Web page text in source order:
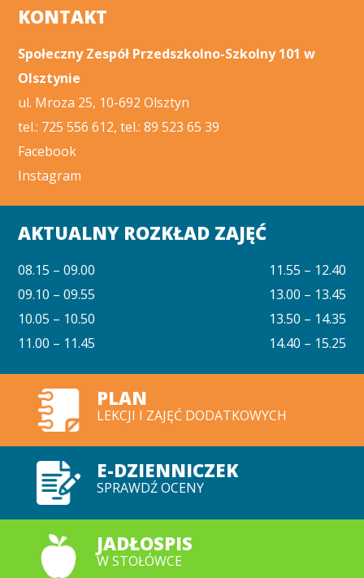
KONTAKT
Społeczny Zespół Przedszkolno-Szkolny 101 w
Olsztynie
ul. Mroza 25, 10-692 Olsztyn
tel.: 725 556 612, tel.: 89 523 65 39
Facebook
Instagram
AKTUALNY ROZKŁAD ZAJĘĆ
08.15 – 09.00
09.10 – 09.55
10.05 – 10.50
11.00 – 11.45
11.55 – 12.40
13.00 – 13.45
13.50 – 14.35
14.40 – 15.25
PLAN
LEKCJI I ZAJĘĆ DODATKOWYCH
E-DZIENNICZEK
SPRAWDŹ OCENY
JADŁOSPIS
W STOŁÓWCE